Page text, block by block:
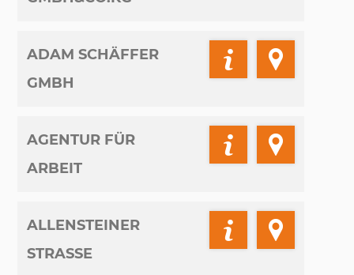
ADAM SCHÄFFER
GMBH
AGENTUR FÜR
ARBEIT
ALLENSTEINER
STRASSE